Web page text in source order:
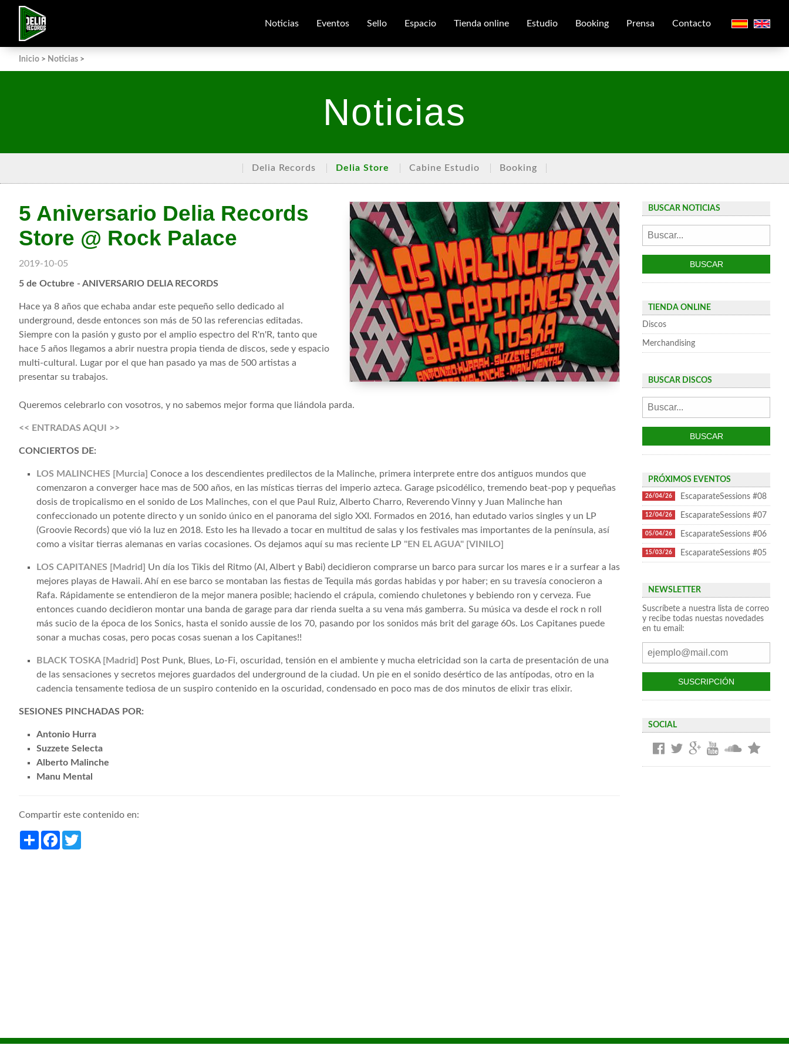
Noticias Eventos Sello Espacio Tienda online Estudio Booking Prensa Contacto
Inicio > Noticias >
Noticias
Delia Records Delia Store Cabine Estudio Booking
5 Aniversario Delia Records
Store @ Rock Palace
2019-10-05
5 de Octubre - ANIVERSARIO DELIA RECORDS
Hace ya 8 años que echaba andar este pequeño sello dedicado al
underground, desde entonces son más de 50 las referencias editadas.
Siempre con la pasión y gusto por el amplio espectro del R'n'R, tanto que
hace 5 años llegamos a abrir nuestra propia tienda de discos, sede y espacio
multi-cultural. Lugar por el que han pasado ya mas de 500 artistas a
presentar su trabajos.
Queremos celebrarlo con vosotros, y no sabemos mejor forma que liándola parda.
<< ENTRADAS AQUI >>
CONCIERTOS DE:
LOS MALINCHES [Murcia] Conoce a los descendientes predilectos de la Malinche, primera interprete entre dos antiguos mundos que
comenzaron a converger hace mas de 500 años, en las místicas tierras del imperio azteca. Garage psicodélico, tremendo beat-pop y pequeñas
dosis de tropicalismo en el sonido de Los Malinches, con el que Paul Ruiz, Alberto Charro, Reverendo Vinny y Juan Malinche han
confeccionado un potente directo y un sonido único en el panorama del siglo XXI. Formados en 2016, han edutado varios singles y un LP
(Groovie Records) que vió la luz en 2018. Esto les ha llevado a tocar en multitud de salas y los festivales mas importantes de la península, así
como a visitar tierras alemanas en varias cocasiones. Os dejamos aquí su mas reciente LP "EN EL AGUA" [VINILO]
LOS CAPITANES [Madrid] Un día los Tikis del Ritmo (Al, Albert y Babi) decidieron comprarse un barco para surcar los mares e ir a surfear a las
mejores playas de Hawaii. Ahí en ese barco se montaban las fiestas de Tequila más gordas habidas y por haber; en su travesía conocieron a
Rafa. Rápidamente se entendieron de la mejor manera posible; haciendo el crápula, comiendo chuletones y bebiendo ron y cerveza. Fue
entonces cuando decidieron montar una banda de garage para dar rienda suelta a su vena más gamberra. Su música va desde el rock n roll
más sucio de la época de los Sonics, hasta el sonido aussie de los 70, pasando por los sonidos más brit del garage 60s. Los Capitanes puede
sonar a muchas cosas, pero pocas cosas suenan a los Capitanes!!
BLACK TOSKA [Madrid]
Post Punk, Blues, Lo-Fi, oscuridad, tensión en el ambiente y mucha eletricidad son la carta de presentación de una
de las sensaciones y secretos mejores guardados del underground de la ciudad. Un pie en el sonido desértico de las antípodas, otro en la
cadencia tensamente tediosa de un suspiro contenido en la oscuridad, condensado en poco mas de dos minutos de elixir tras elixir.
SESIONES PINCHADAS POR:
Antonio Hurra
Suzzete Selecta
Alberto Malinche
Manu Mental
Compartir este contenido en:
ShareFacebook
BUSCAR NOTICIAS
TIENDA ONLINE
Discos
Merchandising
BUSCAR DISCOS
PRÓXIMOS EVENTOS
26/04/26 EscaparateSessions #08
12/04/26 EscaparateSessions #07
05/04/26 EscaparateSessions #06
15/03/26 EscaparateSessions #05
NEWSLETTER
Suscríbete a nuestra lista de correo
y recibe todas nuestas novedades
en tu email:
SOCIAL